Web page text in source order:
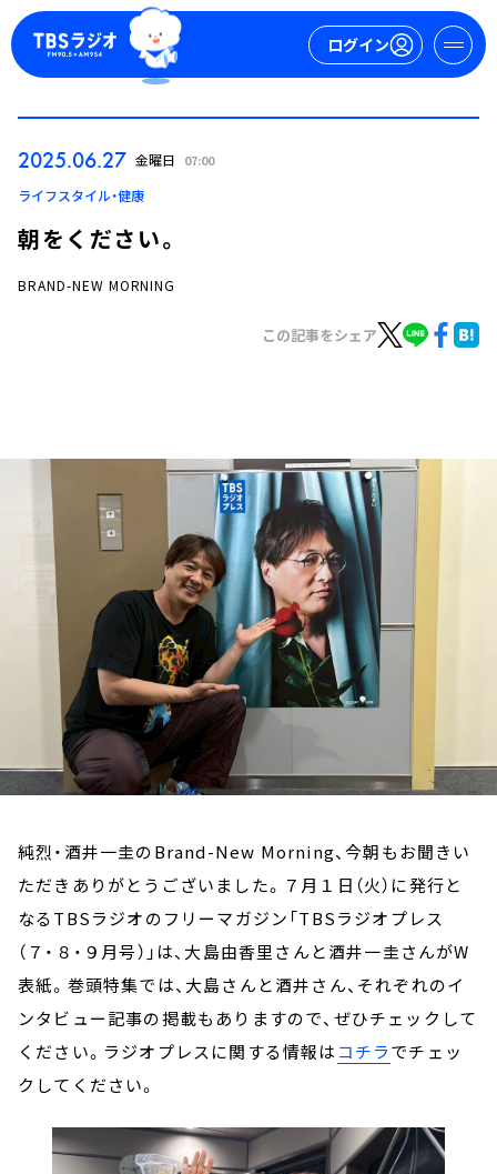
ログイン
ログイン
トピックス
TBS Podcast
お知らせ
イベント・グッズ
会社情報
2025.06.27 金曜日 07:00
ライフスタイル・健康
朝をください。
BRAND-NEW MORNING
この記事をシェア
純烈・酒井一圭のBrand-New Morning、今朝もお聞きい
ただきありがとうございました。７月１日（火）に発行と
なるTBSラジオのフリーマガジン「TBSラジオプレス
（７・８・９月号）」は、大島由香里さんと酒井一圭さんがW
表紙。巻頭特集では、大島さんと酒井さん、それぞれのイ
ンタビュー記事の掲載もありますので、ぜひチェックして
ください。ラジオプレスに関する情報は コチラでチェッ
クしてください。